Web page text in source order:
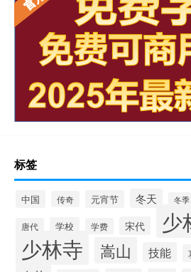
标签
中国 传奇 元宵节 冬天 冬季
唐代 学校 学费 宋代 少
少林寺 嵩山 技能